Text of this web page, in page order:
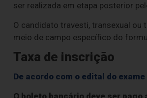
ser realizada em etapa posterior
O candidato travesti, transexual
meio de campo específico do
Taxa de inscrição
De acordo com o edital do exame